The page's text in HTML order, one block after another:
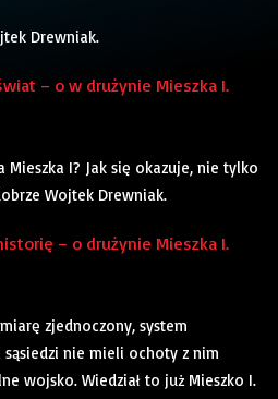
Drewniak.
– o w drużynie Mieszka I.
Mieszka I? Jak się okazuje, nie tylko
Wojtek Drewniak.
– o drużynie Mieszka I.
zjednoczony, system
nie mieli ochoty z nim
wojsko. Wiedział to już Mieszko I.